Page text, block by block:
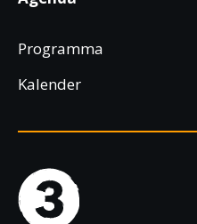
Programma
Kalender